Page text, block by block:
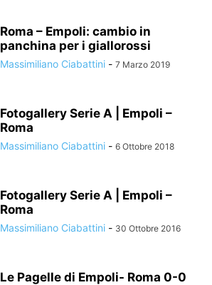
Roma – Empoli: cambio in
panchina per i giallorossi
Massimiliano Ciabattini - 7 Marzo 2019
Fotogallery Serie A | Empoli –
Roma
Massimiliano Ciabattini - 6 Ottobre 2018
Fotogallery Serie A | Empoli –
Roma
Massimiliano Ciabattini - 30 Ottobre 2016
Le Pagelle di Empoli- Roma 0-0